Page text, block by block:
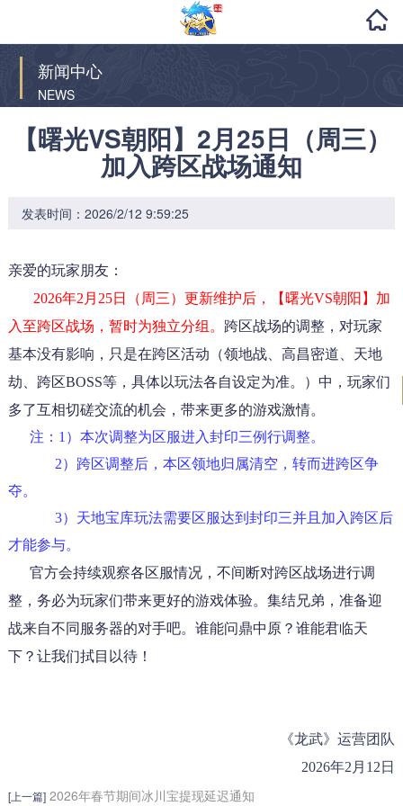
新闻中心
NEWS
【曙光VS朝阳】2月25日（周三）
加入跨区战场通知
发表时间：2026/2/12 9:59:25
亲爱的玩家朋友：
2026年2 月25日（周三）更新维护后，【曙光VS朝阳】加
入至跨区战场，暂时为独立分组。 跨区战场的调整， 对玩家
基本没有影响，只是在跨区活动（领地战、高昌密道、天地
劫、跨区BOSS等， 具体以玩法各自设定为准。
）中，玩家们
多了互相切磋交流的机会，带来更多的游戏激情。
注： 1）本次调整为区服进入封印三例行调整。
2）跨区调整后，本区领地归属清空，转而进跨区争
夺。
3）天地宝库玩法需要区服达到封印三并且加入跨区后
才能参与。
官方会持续观察各区服情况，不间断对跨区战场进行调
整，务必为玩家们带来更好的游戏体验。集结兄弟，准备迎
战来自不同服务器的对手吧。谁能问鼎中原？谁能君临天
下？让我们拭目以待！
《龙武》运营团队
2026年2月12日
[上一篇] 2026年春节期间冰川宝提现延迟通知